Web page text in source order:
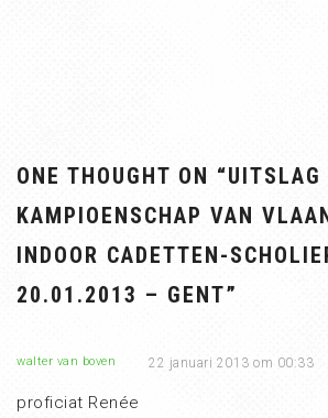
ONE THOUGHT ON “UITSLAG
KAMPIOENSCHAP VAN
INDOOR CADETTEN-
20.01.2013 – GENT”
walter van boven 22 januari 2013 om 00:33
proficiat Renée